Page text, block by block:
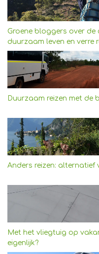
Groene bloggers over de
duurzaam leven en verre
Duurzaam reizen met de
Anders reizen: alternatief
Met het vliegtuig op
eigenlijk?